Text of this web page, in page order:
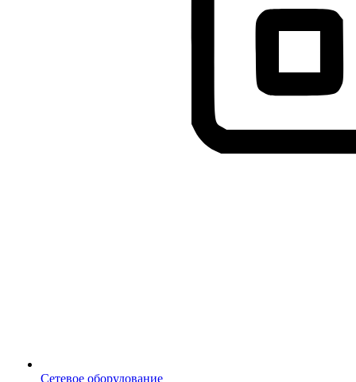
Сетевое оборудование